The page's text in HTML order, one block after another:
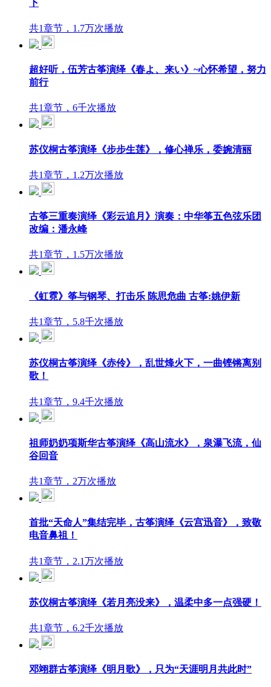
下
共1章节，1.7万次播放
超好听，伍芳古筝演绎《春よ、来い》~心怀希望，努力
前行
共1章节，6千次播放
苏仪桐古筝演绎《步步生莲》，修心禅乐，委婉清丽
共1章节，1.2万次播放
古筝三重奏演绎《彩云追月》演奏：中华筝五色弦乐团
改编：潘永峰
共1章节，1.5万次播放
《虹霓》筝与钢琴、打击乐 陈思危曲 古筝:姚伊新
共1章节，5.8千次播放
苏仪桐古筝演绎《赤伶》，乱世烽火下，一曲铿锵离别
歌！
共1章节，9.4千次播放
祖师奶奶项斯华古筝演绎《高山流水》，泉瀑飞流，仙
谷回音
共1章节，2万次播放
首批“天命人”集结完毕，古筝演绎《云宫迅音》，致敬
电音鼻祖！
共1章节，2.1万次播放
苏仪桐古筝演绎《若月亮没来》，温柔中多一点强硬！
共1章节，6.2千次播放
邓翊群古筝演绎《明月歌》，只为“天涯明月共此时”